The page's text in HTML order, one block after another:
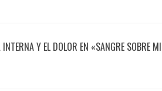
Y EL DOLOR EN «SANGRE SOBRE MI